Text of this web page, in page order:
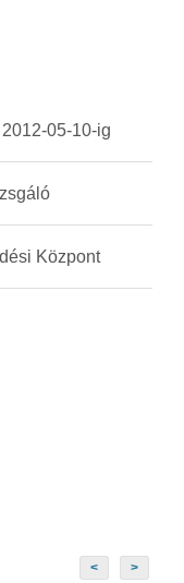
05-10-ig
Központ
< >